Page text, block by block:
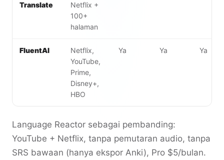
Translate
Netflix +
100+
halaman
FluentAI
Netflix,
YouTube,
Prime,
Disney+,
HBO
Ya Ya Ya
Language Reactor sebagai pembanding:
YouTube + Netflix, tanpa pemutaran audio, tanpa
SRS bawaan (hanya ekspor Anki), Pro $5/bulan.